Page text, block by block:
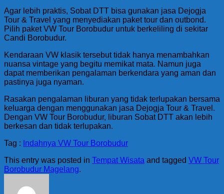
Agar lebih praktis, Sobat DTT bisa gunakan jasa Dejogja
Tour & Travel yang menyediakan paket tour dan outbond.
Pilih paket VW Tour Borobudur untuk berkeliling di sekitar
Candi Borobudur.
Kendaraan VW klasik tersebut tidak hanya menambahkan
nuansa vintage yang begitu memikat mata. Namun juga
dapat memberikan pengalaman berkendara yang aman dan
pastinya juga nyaman.
Rasakan pengalaman liburan yang tidak terlupakan bersama
keluarga dengan menggunakan jasa Dejogja Tour & Travel.
Dengan VW Tour Borobudur, liburan Sobat DTT akan lebih
berkesan dan tidak terlupakan.
Tag : Indahnya VW Tour Borobudur
This entry was posted in Tempat Wisata and tagged VW Tour
Borobudur Magelang.